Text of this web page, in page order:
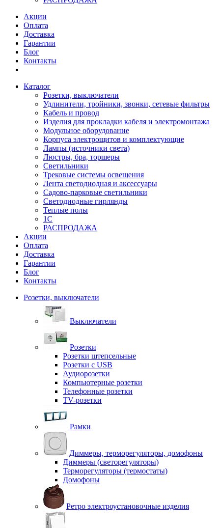
Акции
Оплата
Доставка
Гарантии
Блог
Контакты
Каталог
Розетки, выключатели
Удлинители, тройники, звонки, сетевые фильтры
Кабель и провод
Изделия для прокладки кабеля и электромонтажа
Модульное оборудование
Корпуса электрощитов и комплектующие
Лампы (источники света)
Люстры, бра, торшеры
Светильники
Трековые системы освещения
Лента светодиодная и аксессуары
Садово-парковые светильники
Светодиодные гирлянды
Теплые полы
1С
РАСПРОДАЖА
Акции
Оплата
Доставка
Гарантии
Блог
Контакты
Розетки, выключатели
Выключатели
Розетки
Розетки штепсельные
Розетки с USB
Аудиорозетки
Компьютерные розетки
Телефонные розетки
TV-розетки
Рамки
Диммеры, терморегуляторы, домофоны
Диммеры (светорегуляторы)
Терморегуляторы (термостаты)
Домофоны
Ретро электроустановочные изделия